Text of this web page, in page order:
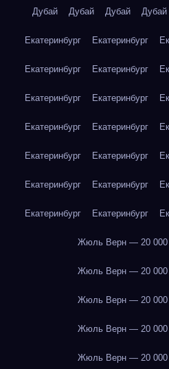
Дубай Дубай Дубай Дубай
Екатеринбург Екатеринбург
Екатеринбург Екатеринбург
Екатеринбург Екатеринбург
Екатеринбург Екатеринбург
Екатеринбург Екатеринбург
Екатеринбург Екатеринбург
Екатеринбург Екатеринбург
Жюль Верн — 20 000
Жюль Верн — 20 000
Жюль Верн — 20 000
Жюль Верн — 20 000
Жюль Верн — 20 000